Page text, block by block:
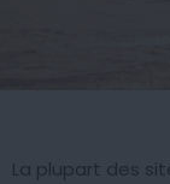
La plupart des